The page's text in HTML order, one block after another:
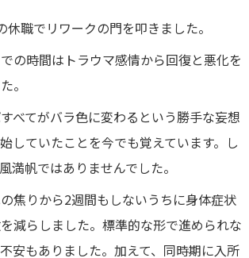
職でリワークの門を叩きました。
の時間はトラウマ感情から回復と悪化を
。
べてがバラ色に変わるという勝手な妄想
していたことを今でも覚えています。し
満帆ではありませんでした。
焦りから2週間もしないうちに身体症状
減らしました。標準的な形で進められな
安もありました。加えて、同時期に入所